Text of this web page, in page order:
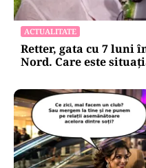
ACTUALITATE
Retter, gata cu 7 luni
Nord. Care este